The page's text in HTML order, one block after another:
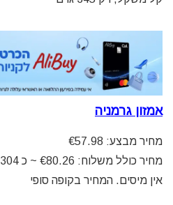
אמזון גרמניה
מחיר מבצע: €57.98
מחיר כולל משלוח: €80.26 ~ כ 304 ₪ בלבד
אין מיסים. המחיר בקופה סופי